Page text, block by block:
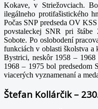
Kokave, v Striežovciach.
ilegálneho protifašistického
Počas SNP predseda OV
povstaleckej SNR pri
Sobote. Po oslobodení
funkciách v oblasti školstva
Bystrici, neskôr 1958 –
1968 – 1975 bol predsedom
viacerých vyznamenaní a
Štefan Kollárčik –